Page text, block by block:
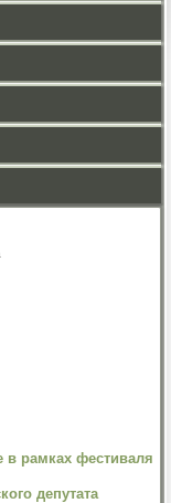
рамках фестиваля
депутата